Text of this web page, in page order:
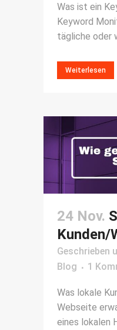
Was ist ein
Keyword
tägliche oder
Weiterlesen
24 Nov.
Kunden/
Geschrieben
Blog
1
Was lokale
Webseite
eines lokalen